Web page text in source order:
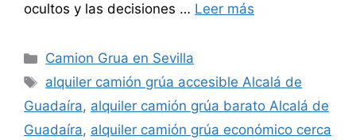
ocultos y las decisiones … Leer más
Categorías
Camion Grua en Sevilla
Etiquetas
alquiler camión grúa accesible Alcalá de
Guadaíra, alquiler camión grúa barato Alcalá de
Guadaíra, alquiler camión grúa económico cerca